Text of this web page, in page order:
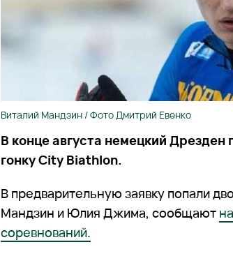
Виталий Мандзин / Фото Дмитрий Евенко
В конце августа немецкий
гонку City Biathlon.
В предварительную заявку попали
Мандзин и Юлия Джима, сообщают
соревнований.